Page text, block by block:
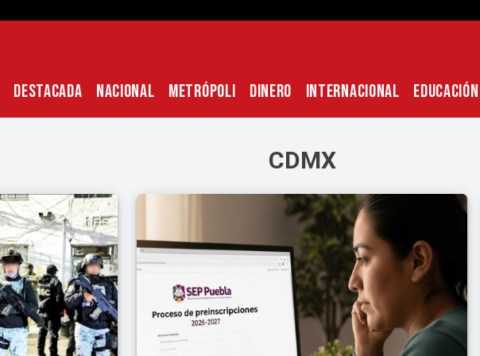
DESTACADA NACIONAL METRÓPOLI DINERO INTERNACIONAL EDUCACIÓN
CDMX